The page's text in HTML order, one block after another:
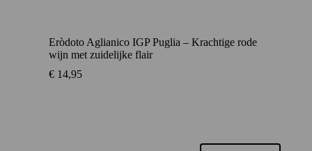
Eròdoto Aglianico IGP Puglia – Krachtige rode
wijn met zuidelijke flair
€ 14,95